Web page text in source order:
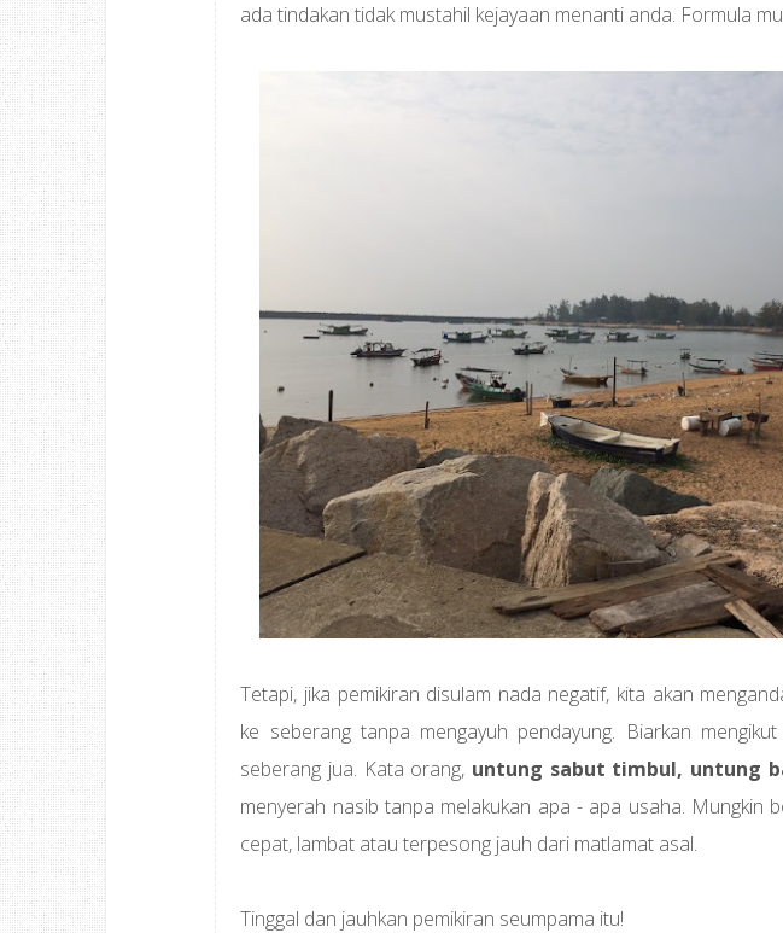
ada tindakan tidak mustahil kejayaan menanti anda. Formula
Tetapi, jika pemikiran disulam nada negatif, kita akan
ke seberang tanpa mengayuh pendayung. Biarkan
seberang jua. Kata orang, untung sabut timbul, untung
menyerah nasib tanpa melakukan apa - apa usaha. Mungkin
cepat, lambat atau terpesong jauh dari matlamat asal.
Tinggal dan jauhkan pemikiran seumpama itu!